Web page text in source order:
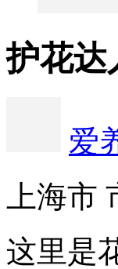
护花达
爱
上海市
这里是